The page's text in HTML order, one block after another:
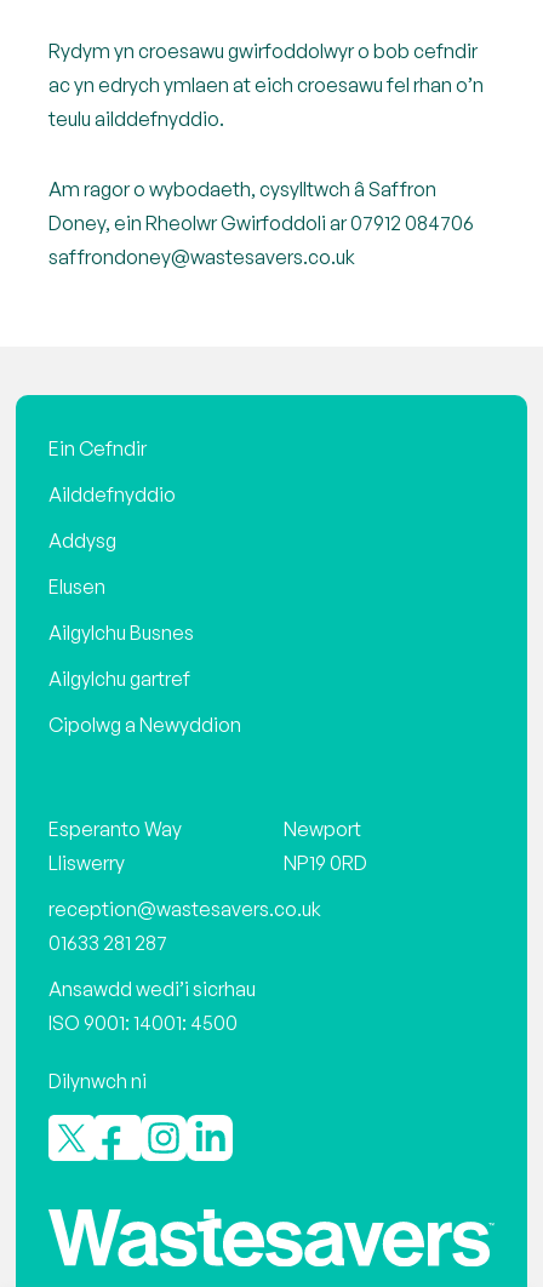
Rydym yn croesawu gwirfoddolwyr o bob cefndir
ac yn edrych ymlaen at eich croesawu fel rhan o’n
teulu ailddefnyddio.
Am ragor o wybodaeth, cysylltwch â Saffron
Doney, ein Rheolwr Gwirfoddoli ar 07912 084706
saffrondoney@wastesavers.co.uk
Ein Cefndir
Ailddefnyddio
Addysg
Elusen
Ailgylchu Busnes
Ailgylchu gartref
Cipolwg a Newyddion
Esperanto Way
Lliswerry
Newport
NP19 0RD
reception@wastesavers.co.uk
01633 281 287
Ansawdd wedi’i sicrhau
ISO 9001: 14001: 4500
Dilynwch ni